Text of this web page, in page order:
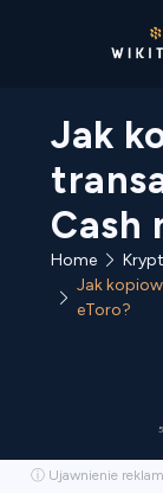
Jak
Cash
Home
Jak
eToro?
ⓘ Ujawnienie